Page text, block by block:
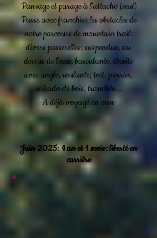
Pansage et parage à l'attache (seul)
Passe avec franchise les obstacles de
notre parcours de mountain trail:
divers passerelles: suspendue, au
dessus de l'eau, basculante, étroite
avec angle, roulante; toit, pierrier,
mikado de bois, tranchée...
A déjà voyagé en van
Juin 2025: 1 an et 1 mois: liberté en
carrière